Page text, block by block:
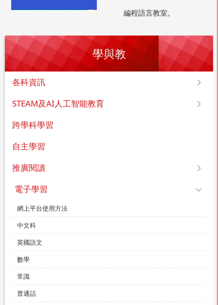
編程語言教室。
學與教
各科資訊
STEAM及AI人工智能教育
跨學科學習
自主學習
推廣閱讀
電子學習
網上平台使用方法
中文科
英國語文
數學
常識
普通話